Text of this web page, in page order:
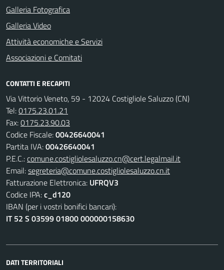
Galleria Fotografica
Galleria Video
Attività economiche e Servizi
Associazioni e Comitati
CONTATTI E RECAPITI
Via Vittorio Veneto, 59 - 12024 Costigliole Saluzzo (CN)
Tel:0175.23.01.21
Fax:0175.23.90.03
Codice Fiscale:00426640041
Partita IVA:00426640041
P.E.C.:comune.costigliolesaluzzo.cn@cert.legalmail.it
Email:segreteria@comune.costigliolesaluzzo.cn.it
Fatturazione Elettronica: UFRQV3
Codice IPA:c_d120
IBAN (per i vostri bonifici bancari):
IT 52 S 03599 01800 000000158630
DATI TERRITORIALI